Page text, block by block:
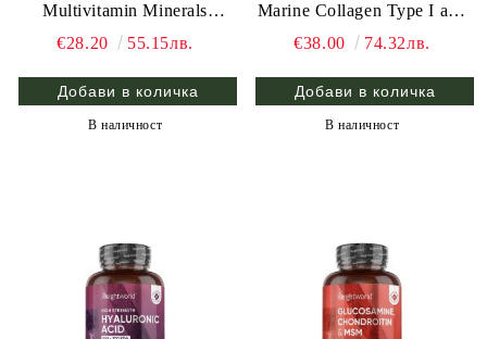
Multivitamin Minerals
Gummies for Men | Weight
€28.20 55.15лв.
В наличност
Marine Collagen Type I and
III + Vitamin C | Weight
€38.00 74.32лв.
В наличност